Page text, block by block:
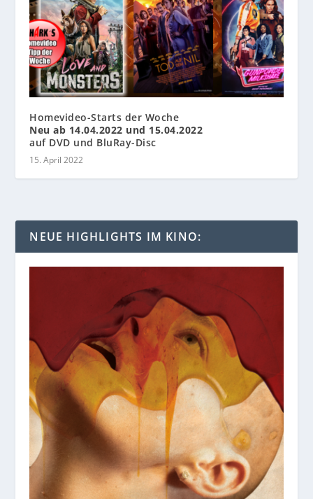
Homevideo-Starts der Woche
Neu ab 14.04.2022 und 15.04.2022
auf DVD und BluRay-Disc
15. April 2022
NEUE HIGHLIGHTS IM KINO: